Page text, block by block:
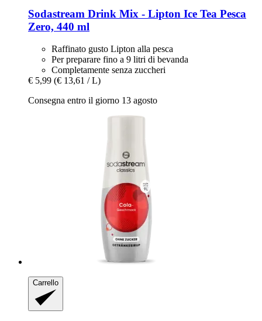
Sodastream Drink Mix -​ Lipton Ice Tea Pesca
Zero, 440 ml
Raffinato gusto Lipton alla pesca
Per preparare fino a 9 litri di bevanda
Completamente senza zuccheri
€ 5,99 (€ 13,61 / L)
Consegna entro il giorno 13 agosto
Carrello